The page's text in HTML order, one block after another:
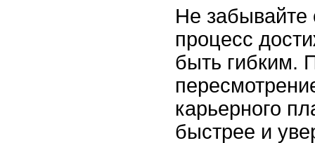
Не забывайте
процесс
быть гибким.
карьерного
быстрее и